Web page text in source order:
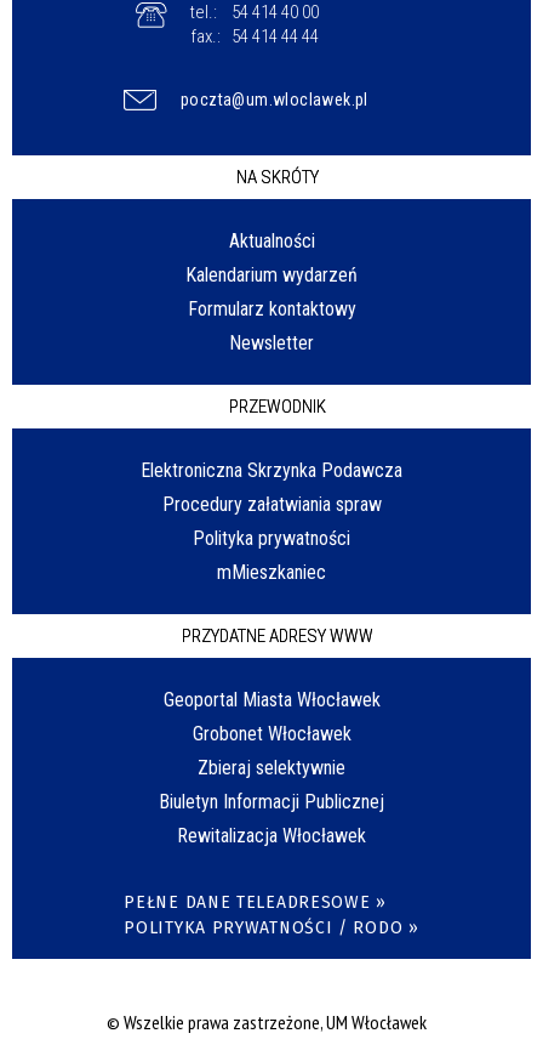
tel.:
54 414 40 00
fax.:
54 414 44 44
poczta@um.wloclawek.pl
NA SKRÓTY
Aktualności
Kalendarium wydarzeń
Formularz kontaktowy
Newsletter
PRZEWODNIK
Elektroniczna Skrzynka Podawcza
Procedury załatwiania spraw
Polityka prywatności
mMieszkaniec
PRZYDATNE ADRESY WWW
Geoportal Miasta Włocławek
Grobonet Włocławek
Zbieraj selektywnie
Biuletyn Informacji Publicznej
Rewitalizacja Włocławek
PEŁNE DANE TELEADRESOWE »
POLITYKA PRYWATNOŚCI / RODO »
© Wszelkie prawa zastrzeżone, UM Włocławek